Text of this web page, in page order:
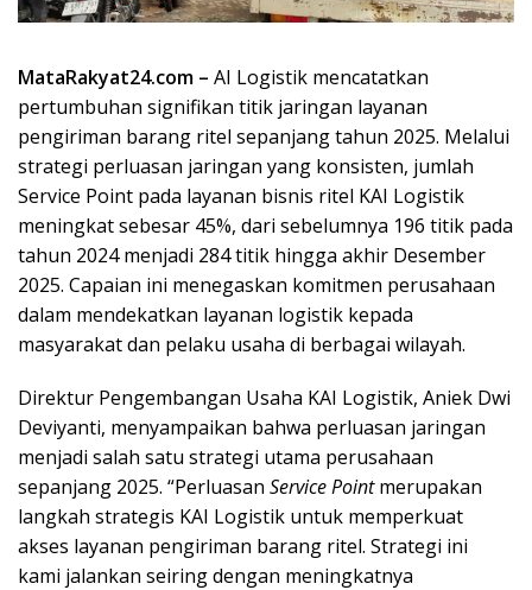
MataRakyat24.com – AI Logistik mencatatkan
pertumbuhan signifikan titik jaringan layanan
pengiriman barang ritel sepanjang tahun 2025. Melalui
strategi perluasan jaringan yang konsisten, jumlah
Service Point pada layanan bisnis ritel KAI Logistik
meningkat sebesar 45%, dari sebelumnya 196 titik pada
tahun 2024 menjadi 284 titik hingga akhir Desember
2025. Capaian ini menegaskan komitmen perusahaan
dalam mendekatkan layanan logistik kepada
masyarakat dan pelaku usaha di berbagai wilayah.
Direktur Pengembangan Usaha KAI Logistik, Aniek Dwi
Deviyanti, menyampaikan bahwa perluasan jaringan
menjadi salah satu strategi utama perusahaan
sepanjang 2025. “Perluasan Service Pointmerupakan
langkah strategis KAI Logistik untuk memperkuat
akses layanan pengiriman barang ritel. Strategi ini
kami jalankan seiring dengan meningkatnya